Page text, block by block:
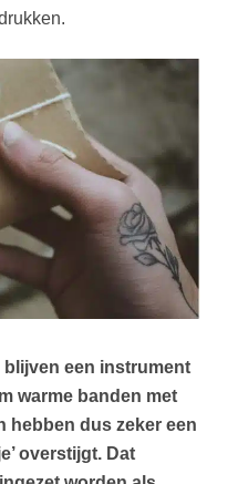
blijven een instrument
warme banden met
hebben dus zeker een
overstijgt. Dat